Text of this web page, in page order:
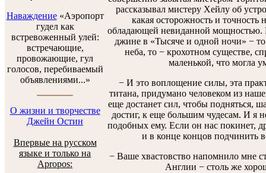
Наваждение«Аэропорт
гудел как
встревоженный улей:
встречающие,
провожающие, гул
голосов, перебиваемый
объявлениями...»
О жизни и творчестве
Джейн Остин
Впервые на русском
языке и только на
Apropos:
рассказывал мистеру Хейлу об
какая осторожность и
обладающей невиданной мощностью.
джине в «Тысяче и одной ночи» −
неба, то − крохотном существе,
маленькой, что могла
− И это воплощение силы, эта
титана, придумано человеком из
еще достанет сил, чтобы подняться,
достиг, к еще большим чудесам. И я
подобных ему. Если он нас покинет,
и в конце концов подчинить
− Ваше хвастовство напомнило мне
Англии − столь же